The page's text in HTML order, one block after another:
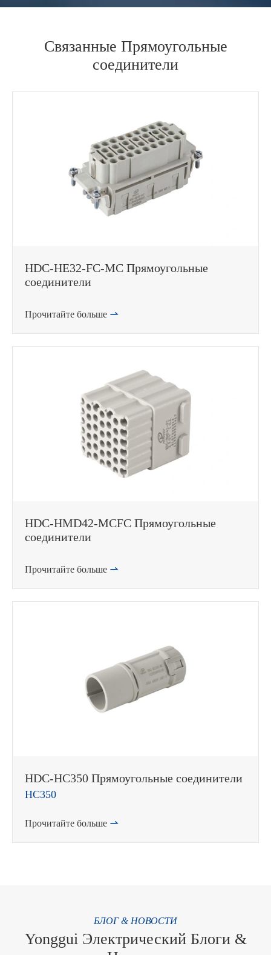
Связанные Прямоугольные
соединители
HDC-HE32-FC-MC Прямоугольные
соединители
Прочитайте больше 
HDC-HMD42-MCFC Прямоугольные
соединители
Прочитайте больше 
HDC-HC350 Прямоугольные соединители
HC350
Прочитайте больше 
БЛОГ & НОВОСТИ
Yonggui Электрический Блоги &
在线咨询